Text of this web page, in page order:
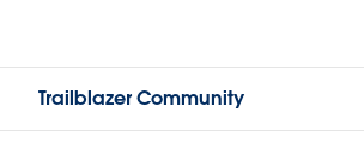
Trailblazer Community